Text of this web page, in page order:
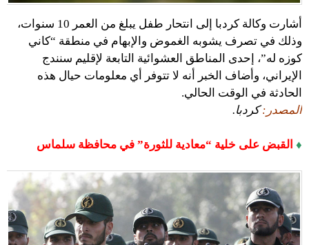
أشارت وكالة كردبا إلى انتحار طفل يبلغ من العمر 10 سنوات،
وذلك في تصرف يشوبه الغموض والإبهام في منطقة “كاني
كوزه له”، إحدى المناطق العشوائية التابعة لإقليم سنندج
الإيراني، وأضاف الخبر أنه لا تتوفر أي معلومات حيال هذه
الحادثة في الوقت الحالي.
المصدر:كردبا.
♦ القبض على خلية “معادية للثورة” في محافظة سلماس